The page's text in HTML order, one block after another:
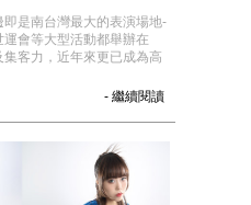
是南台灣最大的表演場地-
會等大型活動都舉辦在
客力，近年來更已成為高
- 繼續閱讀